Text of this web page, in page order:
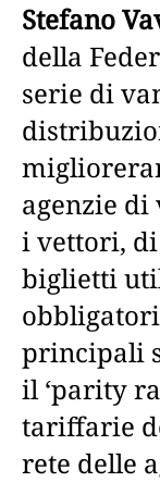
Stefano
della
serie di
agenzie di
i vettori,
biglietti
principali
il ‘parity
tariffarie
rete delle